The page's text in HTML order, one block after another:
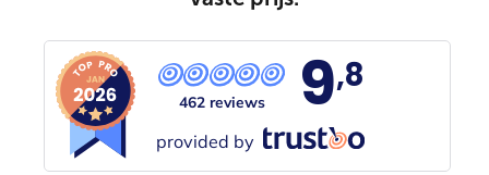
462 reviews 9,8
provided by